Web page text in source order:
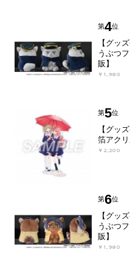
第4位
【グッ
うぶつ
販】
￥1,980
第5位
【グッ
箔アク
￥2,200
第6位
【グッ
うぶつ
販】
￥1,980